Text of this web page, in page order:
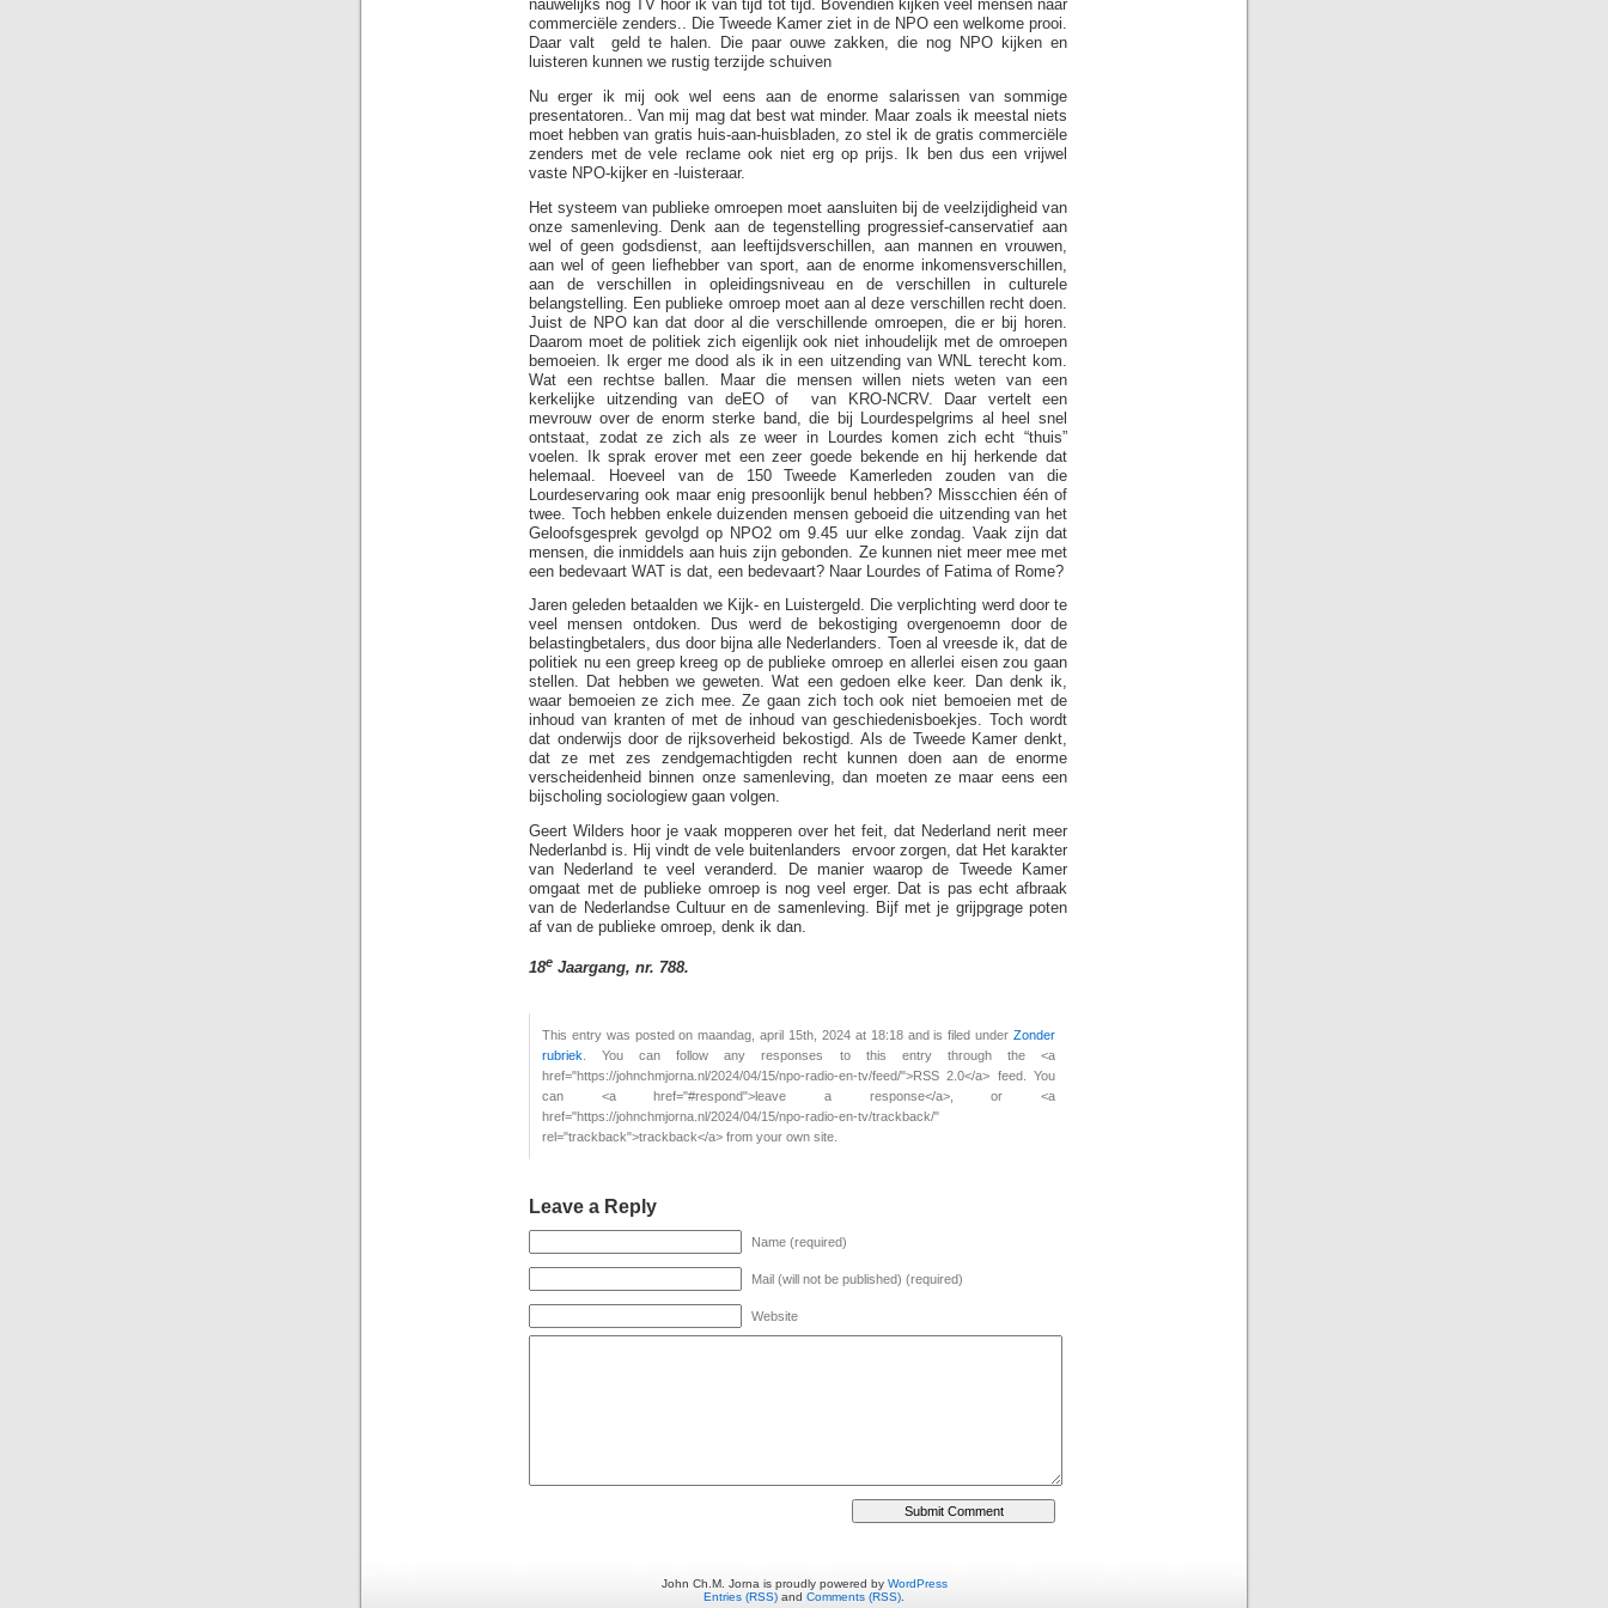
nauwelijks nog TV hoor ik van tijd tot tijd. Bovendien kijken veel mensen naar
commerciële zenders.. Die Tweede Kamer ziet in de NPO een welkome prooi.
Daar valt geld te halen. Die paar ouwe zakken, die nog NPO kijken en
luisteren kunnen we rustig terzijde schuiven
Nu erger ik mij ook wel eens aan de enorme salarissen van sommige
presentatoren.. Van mij mag dat best wat minder. Maar zoals ik meestal niets
moet hebben van gratis huis-aan-huisbladen, zo stel ik de gratis commerciële
zenders met de vele reclame ook niet erg op prijs. Ik ben dus een vrijwel
vaste NPO-kijker en -luisteraar.
Het systeem van publieke omroepen moet aansluiten bij de veelzijdigheid van
onze samenleving. Denk aan de tegenstelling progressief-canservatief aan
wel of geen godsdienst, aan leeftijdsverschillen, aan mannen en vrouwen,
aan wel of geen liefhebber van sport, aan de enorme inkomensverschillen,
aan de verschillen in opleidingsniveau en de verschillen in culturele
belangstelling. Een publieke omroep moet aan al deze verschillen recht doen.
Juist de NPO kan dat door al die verschillende omroepen, die er bij horen.
Daarom moet de politiek zich eigenlijk ook niet inhoudelijk met de omroepen
bemoeien. Ik erger me dood als ik in een uitzending van WNL terecht kom.
Wat een rechtse ballen. Maar die mensen willen niets weten van een
kerkelijke uitzending van deEO of van KRO-NCRV. Daar vertelt een
mevrouw over de enorm sterke band, die bij Lourdespelgrims al heel snel
ontstaat, zodat ze zich als ze weer in Lourdes komen zich echt “thuis”
voelen. Ik sprak erover met een zeer goede bekende en hij herkende dat
helemaal. Hoeveel van de 150 Tweede Kamerleden zouden van die
Lourdeservaring ook maar enig presoonlijk benul hebben? Misscchien één of
twee. Toch hebben enkele duizenden mensen geboeid die uitzending van het
Geloofsgesprek gevolgd op NPO2 om 9.45 uur elke zondag. Vaak zijn dat
mensen, die inmiddels aan huis zijn gebonden. Ze kunnen niet meer mee met
een bedevaart WAT is dat, een bedevaart? Naar Lourdes of Fatima of Rome?
Jaren geleden betaalden we Kijk- en Luistergeld. Die verplichting werd door te
veel mensen ontdoken. Dus werd de bekostiging overgenoemn door de
belastingbetalers, dus door bijna alle Nederlanders. Toen al vreesde ik, dat de
politiek nu een greep kreeg op de publieke omroep en allerlei eisen zou gaan
stellen. Dat hebben we geweten. Wat een gedoen elke keer. Dan denk ik,
waar bemoeien ze zich mee. Ze gaan zich toch ook niet bemoeien met de
inhoud van kranten of met de inhoud van geschiedenisboekjes. Toch wordt
dat onderwijs door de rijksoverheid bekostigd. Als de Tweede Kamer denkt,
dat ze met zes zendgemachtigden recht kunnen doen aan de enorme
verscheidenheid binnen onze samenleving, dan moeten ze maar eens een
bijscholing sociologiew gaan volgen.
Geert Wilders hoor je vaak mopperen over het feit, dat Nederland nerit meer
Nederlanbd is. Hij vindt de vele buitenlanders ervoor zorgen, dat Het karakter
van Nederland te veel veranderd. De manier waarop de Tweede Kamer
omgaat met de publieke omroep is nog veel erger. Dat is pas echt afbraak
van de Nederlandse Cultuur en de samenleving. Bijf met je grijpgrage poten
af van de publieke omroep, denk ik dan.
18e Jaargang, nr. 788.
This entry was posted on maandag, april 15th, 2024 at 18:18 and is filed under Zonder
rubriek . You can follow any responses to this entry through the <a
href="https://johnchmjorna.nl/2024/04/15/npo-radio-en-tv/feed/">RSS 2.0</a> feed. You
can <a href="#respond">leave a response</a>, or <a
href="https://johnchmjorna.nl/2024/04/15/npo-radio-en-tv/trackback/"
rel="trackback">trackback</a> from your own site.
Leave a Reply
Name (required)
Mail (will not be published) (required)
Website
John Ch.M. Jorna is proudly powered by WordPress
Entries (RSS) and Comments (RSS)